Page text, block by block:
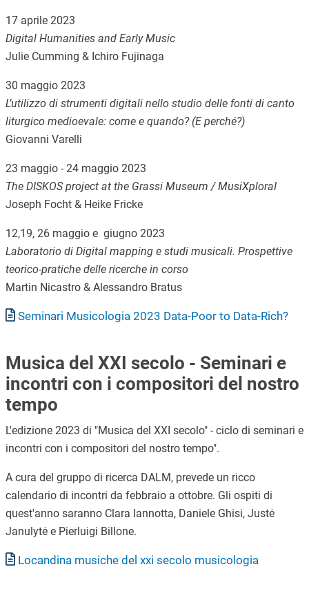
17 aprile 2023
Digital Humanities and Early Music
Julie Cumming & Ichiro Fujinaga
30 maggio 2023
L’utilizzo di strumenti digitali nello studio delle fonti di canto
liturgico medioevale: come e quando? (E perché?)
Giovanni Varelli
23 maggio - 24 maggio 2023
The DISKOS project at the Grassi Museum / MusiXploraI
Joseph Focht & Heike Fricke
12,19, 26 maggio e giugno 2023
Laboratorio di Digital mapping e studi musicali. Prospettive
teorico-pratiche delle ricerche in corso
Martin Nicastro & Alessandro Bratus
Documento
Seminari Musicologia 2023 Data-Poor to Data-Rich?
Musica del XXI secolo - Seminari e
incontri con i compositori del nostro
tempo
L'edizione 2023 di "Musica del XXI secolo" - ciclo di seminari e
incontri con i compositori del nostro tempo".
A cura del gruppo di ricerca DALM, prevede un ricco
calendario di incontri da febbraio a ottobre. Gli ospiti di
quest'anno saranno Clara Iannotta, Daniele Ghisi, Justė
Janulytė e Pierluigi Billone.
Documento
Locandina musiche del xxi secolo musicologia